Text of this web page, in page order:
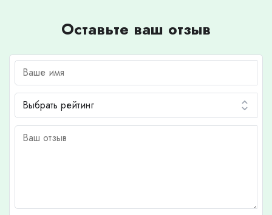
Оставьте ваш отзыв